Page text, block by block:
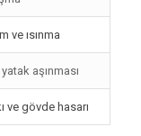
ve ısınma
aşınması
ve gövde hasarı